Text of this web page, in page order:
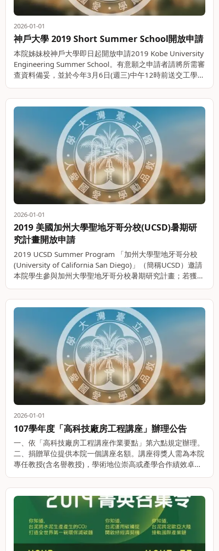
2026-01-01
神戶大學 2019 Short Summer School開放申請
本院姊妹校神戶大學即日起開放申請2019 Kobe University
Engineering Summer School。有意願之申請者請將所需審
查資料備妥，並於今年3月6日(週三)中午12時前送交工學院
2026-01-01
2019 美國加州大學聖地牙哥分校(UCSD)暑期研
究計畫開放申請
2019 UCSD Summer Program 「加州大學聖地牙哥分校
(University of California San Diego)」（簡稱UCSD）邀請
本院學生參與加州大學聖地牙哥分校暑期研究計畫；若獲
2026-01-01
107學年度「高科技廠房工程講座」辦理公告
一、依「高科技廠房工程講座作業要點」第六點規定辦理。
二、捐贈單位提供本院一個講座名額。講座得獎人需為本院
專任教授(含名譽教授)，學術地位崇高或產學合作績效卓著
者。講座得獎人每年需針對評選領域提出報告。任期屆滿兩
個月內，講座教授應提出報告一。。